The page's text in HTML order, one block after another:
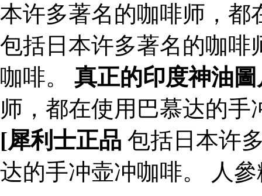
本许多著名的咖啡师，都
包括日本许多著名的咖啡
咖啡。 真正的印度神油圖
师，都在使用巴慕达的
[犀利士正品 包括日本许
达的手冲壶冲咖啡。 人